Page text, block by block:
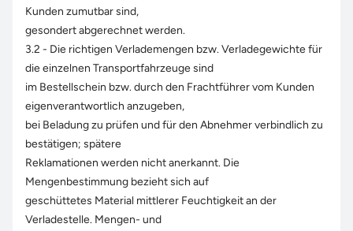
Kunden zumutbar sind,
gesondert abgerechnet werden.
3.2 - Die richtigen Verlademengen bzw. Verladegewichte für
die einzelnen Transportfahrzeuge sind
im Bestellschein bzw. durch den Frachtführer vom Kunden
eigenverantwortlich anzugeben,
bei Beladung zu prüfen und für den Abnehmer verbindlich zu
bestätigen; spätere
Reklamationen werden nicht anerkannt. Die
Mengenbestimmung bezieht sich auf
geschüttetes Material mittlerer Feuchtigkeit an der
Verladestelle. Mengen- und